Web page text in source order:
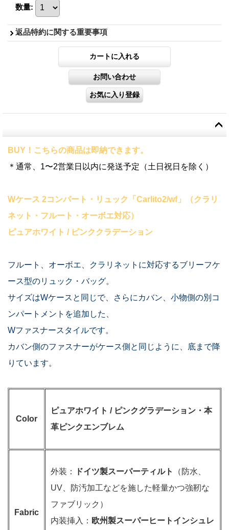
数量:
返品特約に関する重要事項
BUY！こちらの商品は即納できます。
＊通常、1〜2営業日以内に発送予定（土日祝日を除く）
Wケース 2コンパート・リュック「Carlito2/wf」（クラリ
ネット・フルート・オーボエ対応）
ピュアホワイト / ピンククラデーション
フルート、オーボエ、クラリネットに対応するブリーフケ
ース型のリュック・バッグ。
サイズはWケースと同じで、さらにカバン、小物側の別コ
ンパートメントを追加した、
Wファスナースタイルです。
カバン側のファスナーがケース側と同じように、底まで降
りています。
Color
ピュアホワイト / ピンクグラデーション・本
革ピンクエンブレム
Fabric
外装： ドイツ製スーパーティルト
（防水、
UV、防汚加工などを施した軽量かつ強靭な
ファブリック）
内装挿入： 欧州製スーパーヒートインシュレ